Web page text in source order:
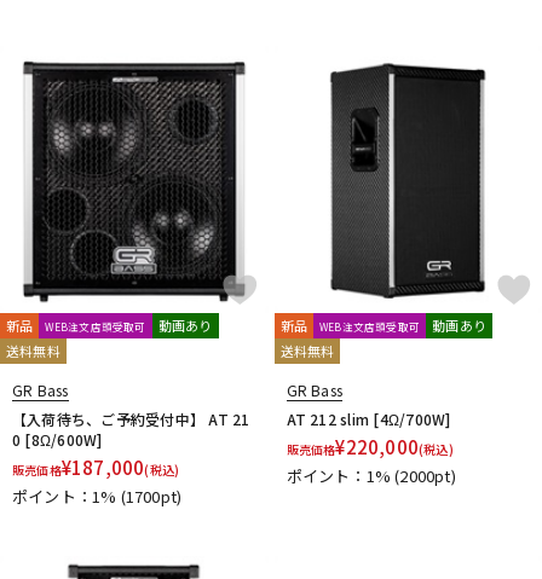
配信/ライブ機器 楽器アクセサリ
中古 ヴィンテージ
新品 WEB注文店頭受取可
動画あり
送料無料
GR Bass
【入荷待ち、ご予約受付中】 AT 21
0 [8Ω/600W]
販売価格¥187,000(税込)
ポイント：1% (1700pt)
新品 WEB注文店頭受取可
動画あり
送料無料
GR Bass
AT 212 slim [4Ω/700W]
販売価格¥220,000(税込)
ポイント：1%(2000pt)